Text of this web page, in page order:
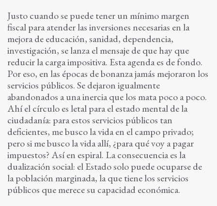
Justo cuando se puede tener un mínimo margen
fiscal para atender las inversiones necesarias en la
mejora de educación, sanidad, dependencia,
investigación, se lanza el mensaje de que hay que
reducir la carga impositiva. Esta agenda es de fondo.
Por eso, en las épocas de bonanza jamás mejoraron los
servicios públicos. Se dejaron igualmente
abandonados a una inercia que los mata poco a poco.
Ahí el círculo es letal para el estado mental de la
ciudadanía: para estos servicios públicos tan
deficientes, me busco la vida en el campo privado;
pero si me busco la vida allí, ¿para qué voy a pagar
impuestos? Así en espiral. La consecuencia es la
dualización social: el Estado solo puede ocuparse de
la población marginada, la que tiene los servicios
públicos que merece su capacidad económica.